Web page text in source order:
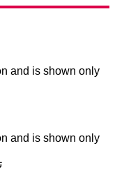
and is shown only
and is shown only